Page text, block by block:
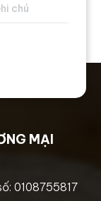
MẠI
0108755817